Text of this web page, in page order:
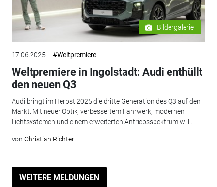
Bildergalerie
17.06.2025 #Weltpremiere
Weltpremiere in Ingolstadt: Audi enthüllt
den neuen Q3
Audi bringt im Herbst 2025 die dritte Generation des Q3 auf den
Markt. Mit neuer Optik, verbessertem Fahrwerk, modernen
Lichtsystemen und einem erweiterten Antriebsspektrum will...
von Christian Richter
WEITERE MELDUNGEN